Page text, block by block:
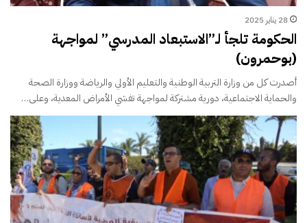
28 يناير 2025
الحكومة تلجأ لـ”الاستبعاد المدرسي” لمواجهة
(بوحمرون)
أصدرت كل من وزارة التربية الوطنية والتعليم الأولي والرياضة ووزارة الصحة
والحماية الاجتماعية، دورية مشتركة لمواجهة تفشي الأمراض المعدية، وعلى…